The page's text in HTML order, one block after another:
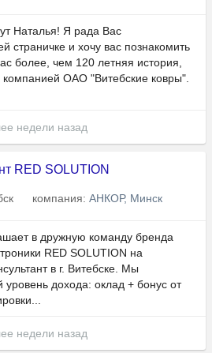
Наталья! Я рада Вас
страничке и хочу вас познакомить
более, чем 120 летняя история,
ОАО "Витебские ковры".
недели назад
RED SOLUTION
компания: АНКОР, Минск
в дружную команду бренда
RED SOLUTION на
в г. Витебске. Мы
дохода: оклад + бонус от
недели назад